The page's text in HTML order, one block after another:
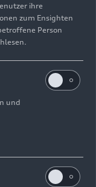
honorarfrei
ihre
zum Ensighten
Person
und